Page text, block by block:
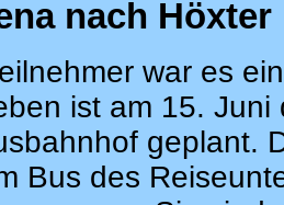
nach
war es
ist am 15. Juni
geplant.
Bus des